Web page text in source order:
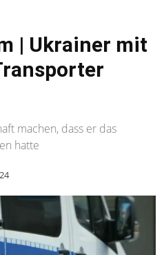
| Ukrainer mit
machen, dass er das
hatte